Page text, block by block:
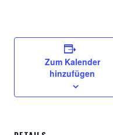
Zum Kalender
hinzufügen